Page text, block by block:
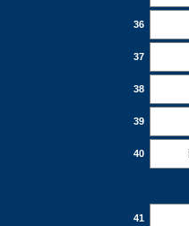
36
37
38
39
40
41